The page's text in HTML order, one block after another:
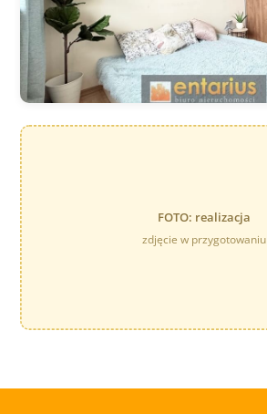
FOTO: realizacja
zdjęcie w przygotowaniu